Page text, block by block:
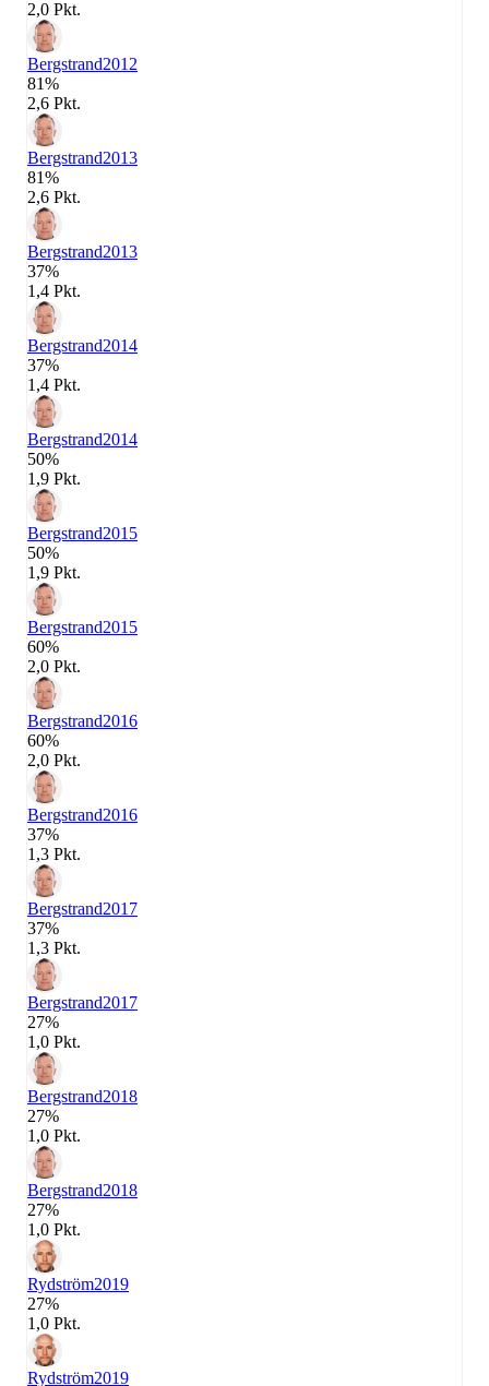
2,0 Pkt.
Bergstrand2012
81%
2,6 Pkt.
Bergstrand2013
81%
2,6 Pkt.
Bergstrand2013
37%
1,4 Pkt.
Bergstrand2014
37%
1,4 Pkt.
Bergstrand2014
50%
1,9 Pkt.
Bergstrand2015
50%
1,9 Pkt.
Bergstrand2015
60%
2,0 Pkt.
Bergstrand2016
60%
2,0 Pkt.
Bergstrand2016
37%
1,3 Pkt.
Bergstrand2017
37%
1,3 Pkt.
Bergstrand2017
27%
1,0 Pkt.
Bergstrand2018
27%
1,0 Pkt.
Bergstrand2018
27%
1,0 Pkt.
Rydström2019
27%
1,0 Pkt.
Rydström2019